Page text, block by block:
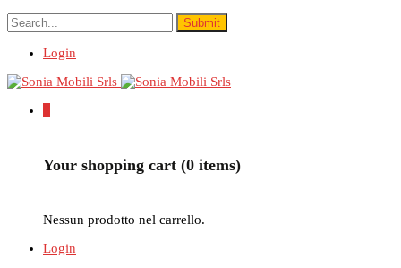
Login
Your shopping cart (0 items)
Nessun prodotto nel carrello.
Login